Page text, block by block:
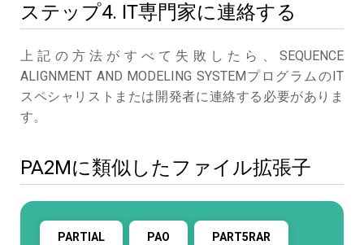
ステップ4. IT専門家に連絡する
上記の方法がすべて失敗したら、SEQUENCE
ALIGNMENT AND MODELING SYSTEMプログラムのIT
スペシャリストまたは開発者に連絡する必要がありま
す。
PA2Mに類似したファイル拡張子
PARTIAL PAO PART5RAR